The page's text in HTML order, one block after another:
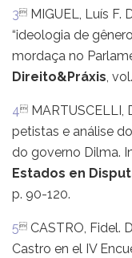
3 MIGUEL, Luís F.
“ideologia de
mordaça no
Direito&Práxis,
4 MARTUSCELLI,
petistas e análise
do governo Dilma.
Estados en
p. 90-120.
5 CASTRO, Fidel.
Castro en el IV